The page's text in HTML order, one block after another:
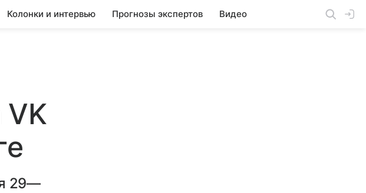
Колонки и интервью Прогнозы экспертов Видео
VK
29—